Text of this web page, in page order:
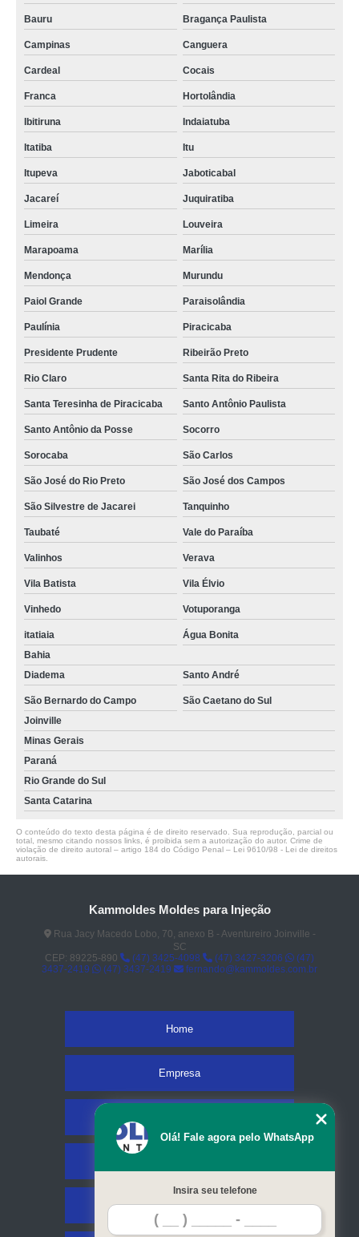
Bauru Bragança Paulista
Campinas Canguera
Cardeal Cocais
Franca Hortolândia
Ibitiruna Indaiatuba
Itatiba Itu
Itupeva Jaboticabal
Jacareí Juquiratiba
Limeira Louveira
Marapoama Marília
Mendonça Murundu
Paiol Grande Paraisolândia
Paulínia Piracicaba
Presidente Prudente Ribeirão Preto
Rio Claro Santa Rita do Ribeira
Santa Teresinha de Piracicaba Santo Antônio Paulista
Santo Antônio da Posse Socorro
Sorocaba São Carlos
São José do Rio Preto São José dos Campos
São Silvestre de Jacarei Tanquinho
Taubaté Vale do Paraíba
Valinhos Verava
Vila Batista Vila Élvio
Vinhedo Votuporanga
itatiaia
Água Bonita
Bahia
Diadema
Santo André
São Bernardo do Campo
São Caetano do Sul
Joinville
Minas Gerais
Paraná
Rio Grande do Sul
Santa Catarina
O conteúdo do texto desta página é de direito reservado. Sua reprodução, parcial ou
total, mesmo citando nossos links, é proibida sem a autorização do autor. Crime de
violação de direito autoral – artigo 184 do Código Penal – Lei 9610/98 - Lei de direitos
autorais
Kammoldes Moldes para Injeção
Rua Jacy Macedo Lobo, 70, anexo B - Aventureiro Joinville -
SC
CEP: 89225-890
(47) 3425-4098 (47) 3427-3206
(47)
3437-2419
(47) 3437-2419 fernando@kammoldes.com.br
Home
Empresa
Contato
Olá! Fale agora pelo WhatsApp
Insira seu telefone